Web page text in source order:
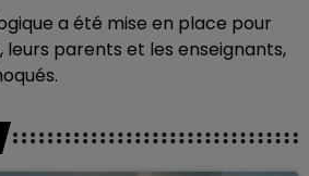
a été mise en place pour
leurs parents et les enseignants,